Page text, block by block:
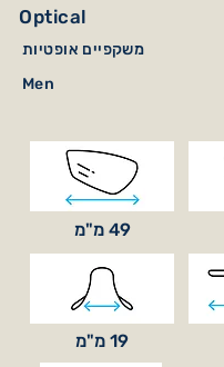
Optical
משקפיים אופטיות
Men
49 מ"מ
19 מ"מ